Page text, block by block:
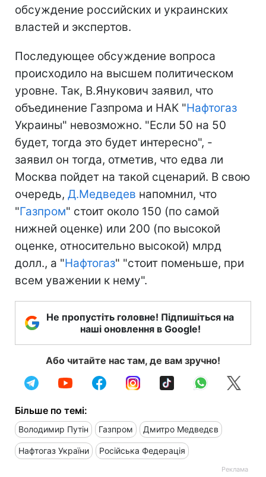
обсуждение российских и украинских
властей и экспертов.
Последующее обсуждение вопроса
происходило на высшем политическом
уровне. Так, В.Янукович заявил, что
объединение Газпрома и НАК "Нафтогаз
Украины" невозможно. "Если 50 на 50
будет, тогда это будет интересно", -
заявил он тогда, отметив, что едва ли
Москва пойдет на такой сценарий. В свою
очередь, Д.Медведев напомнил, что
"Газпром" стоит около 150 (по самой
нижней оценке) или 200 (по высокой
оценке, относительно высокой) млрд
долл., а "Нафтогаз" "стоит поменьше, при
всем уважении к нему".
Не пропустіть головне! Підпишіться на
наші оновлення в Google!
Або читайте нас там, де вам зручно!
Більше по темі:
Володимир Путін Газпром Дмитро Медведєв
Нафтогаз України Російська Федерація